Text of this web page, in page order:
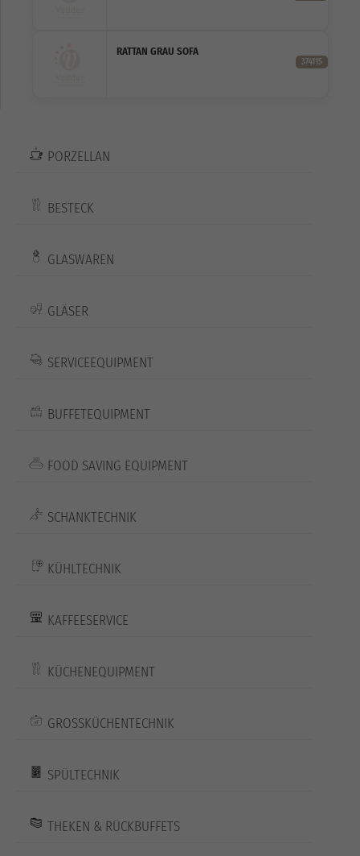
RATTAN GRAU SOFA
374115
PORZELLAN
BESTECK
GLASWAREN
GLÄSER
SERVICEEQUIPMENT
BUFFETEQUIPMENT
FOOD SAVING EQUIPMENT
SCHANKTECHNIK
KÜHLTECHNIK
KAFFEESERVICE
KÜCHENEQUIPMENT
GROSSKÜCHENTECHNIK
SPÜLTECHNIK
THEKEN & RÜCKBUFFETS